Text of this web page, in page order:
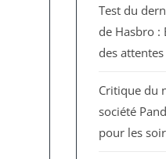
Test du
de Hasbro :
des attentes
Critique du
société
pour les